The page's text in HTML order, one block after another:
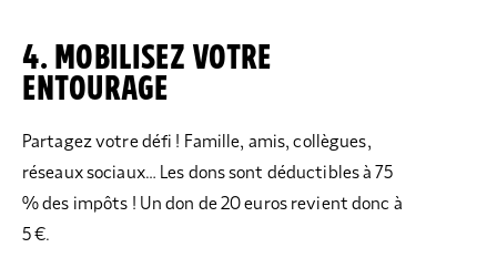
4. MOBILISEZ VOTRE
ENTOURAGE
Partagez votre défi ! Famille, amis, collègues,
réseaux sociaux… Les dons sont déductibles à 75
% des impôts ! Un don de 20 euros revient donc à
5 €.